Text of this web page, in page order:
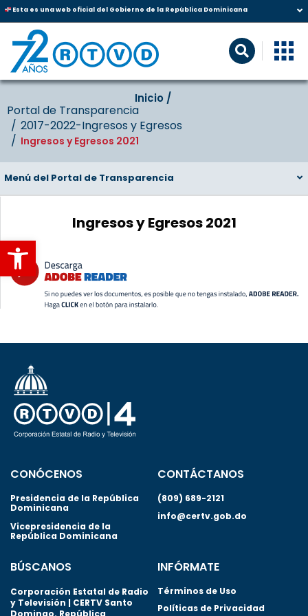
Abrir barra de herramientas
Esta es una web oficial del Gobierno de la República Dominicana
Inicio‎‎ /‎ ‎
Portal de Transparencia
2017-2022-Ingresos y Egresos
Ingresos y Egresos 2021
Menú del Portal de Transparencia
Ingresos y Egresos 2021
CONÓCENOS
Presidencia de la República
Dominicana
Vicepresidencia de la
República Dominicana
CONTÁCTANOS
(809) 689-2121
info@certv.gob.do
BÚSCANOS
Corporación Estatal de Radio
y Televisión | CERTV Santo
Domingo. República
INFÓRMATE
Términos de Uso
Políticas de Privacidad